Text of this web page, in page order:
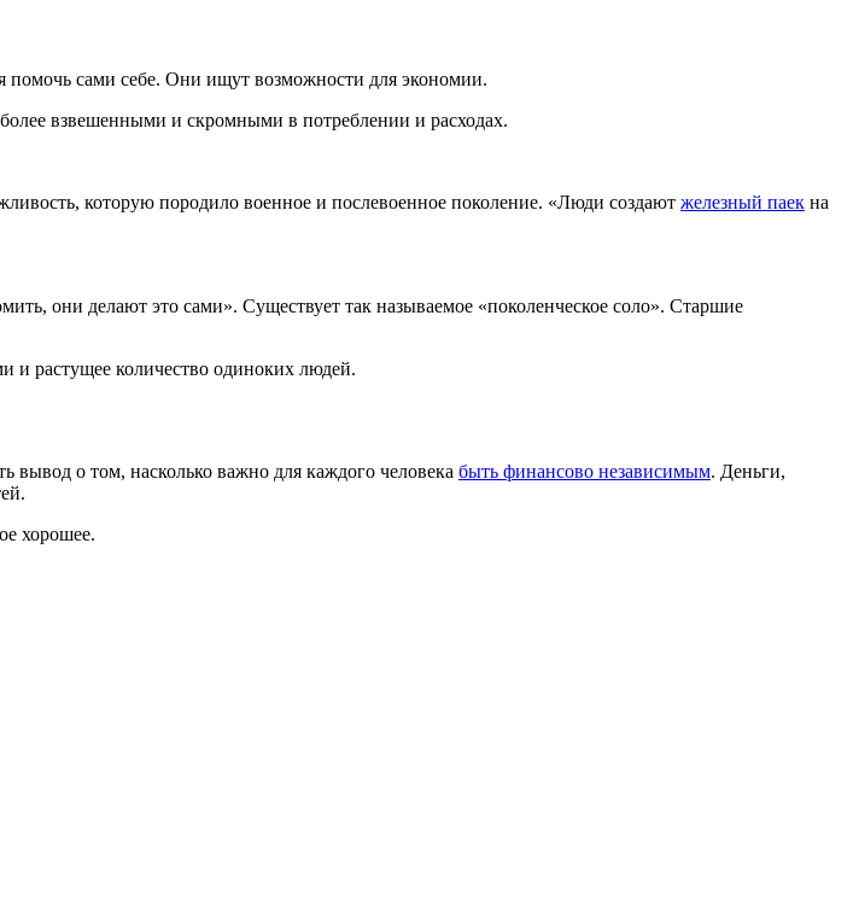
помочь сами себе. Они ищут возможности для экономии.
взвешенными и скромными в потреблении и расходах.
которую породило военное и послевоенное поколение. «Люди создают железный паек на
они делают это сами». Существует так называемое «поколенческое соло». Старшие
и растущее количество одиноких людей.
вывод о том, насколько важно для каждого человека быть финансово независимым. Деньги,
хорошее.